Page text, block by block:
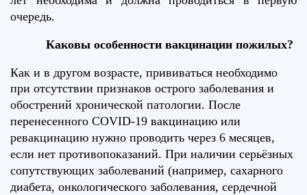
очередь.
Каковы особенности вакцинации пожилых?
Как и в другом возрасте, прививаться необходимо
при отсутствии признаков острого заболевания и
обострений хронической патологии. После
перенесенного СOVID-19 вакцинацию или
ревакцинацию нужно проводить через 6 месяцев,
если нет противопоказаний. При наличии серьёзных
сопутствующих заболеваний (например, сахарного
диабета, онкологического заболевания, сердечной